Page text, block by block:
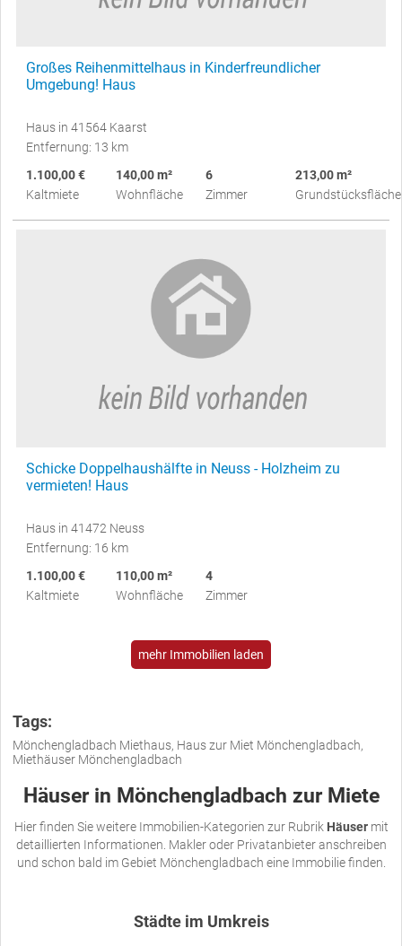
Großes Reihenmittelhaus in Kinderfreundlicher
Umgebung! Haus
Haus in 41564 Kaarst
Entfernung: 13 km
1.100,00 €
Kaltmiete
140,00 m²
Wohnfläche
6
Zimmer
213,00 m²
Grundstücksfläche
Schicke Doppelhaushälfte in Neuss - Holzheim zu
vermieten! Haus
Haus in 41472 Neuss
Entfernung: 16 km
1.100,00 €
Kaltmiete
110,00 m²
Wohnfläche
4
Zimmer
mehr Immobilien laden
Tags:
Mönchengladbach Miethaus, Haus zur Miet Mönchengladbach,
Miethäuser Mönchengladbach
Häuser in Mönchengladbach zur Miete
Hier finden Sie weitere Immobilien-Kategorien zur Rubrik Häusermit
detaillierten Informationen. Makler oder Privatanbieter anschreiben
und schon bald im Gebiet Mönchengladbach eine Immobilie finden.
Städte im Umkreis